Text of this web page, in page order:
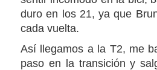
duro en los 21, ya que
cada vuelta.
Así llegamos a la T2, me
paso en la transición y